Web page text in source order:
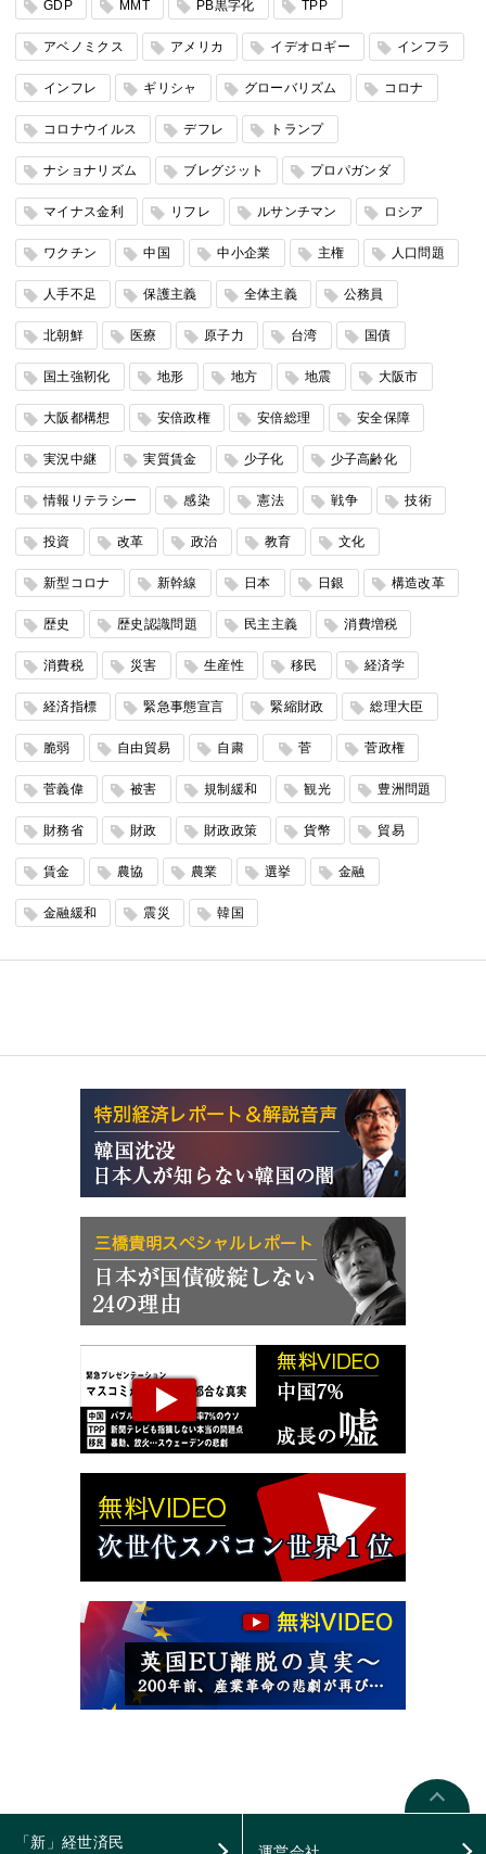
GDP MMT PB黒字化 TPP
アベノミクス アメリカ イデオロギー インフラ
インフレ ギリシャ グローバリズム コロナ
コロナウイルス デフレ トランプ
ナショナリズム ブレグジット プロパガンダ
マイナス金利 リフレ ルサンチマン ロシア
ワクチン 中国 中小企業 主権 人口問題
人手不足 保護主義 全体主義 公務員
北朝鮮 医療 原子力 台湾 国債
国土強靭化 地形 地方 地震 大阪市
大阪都構想 安倍政権 安倍総理 安全保障
実況中継 実質賃金 少子化 少子高齢化
情報リテラシー 感染 憲法 戦争 技術
投資 改革 政治 教育 文化
新型コロナ 新幹線 日本 日銀 構造改革
歴史 歴史認識問題 民主主義 消費増税
消費税 災害 生産性 移民 経済学
経済指標 緊急事態宣言 緊縮財政 総理大臣
脆弱 自由貿易 自粛 菅 菅政権
菅義偉 被害 規制緩和 観光 豊洲問題
財務省 財政 財政政策 貨幣 貿易
賃金 農協 農業 選挙 金融
金融緩和 震災 韓国
「新」経世済民